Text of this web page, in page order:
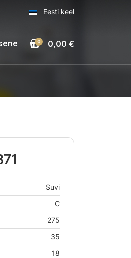
Eesti keel
0,00 €
0
Suvi
C
275
35
18